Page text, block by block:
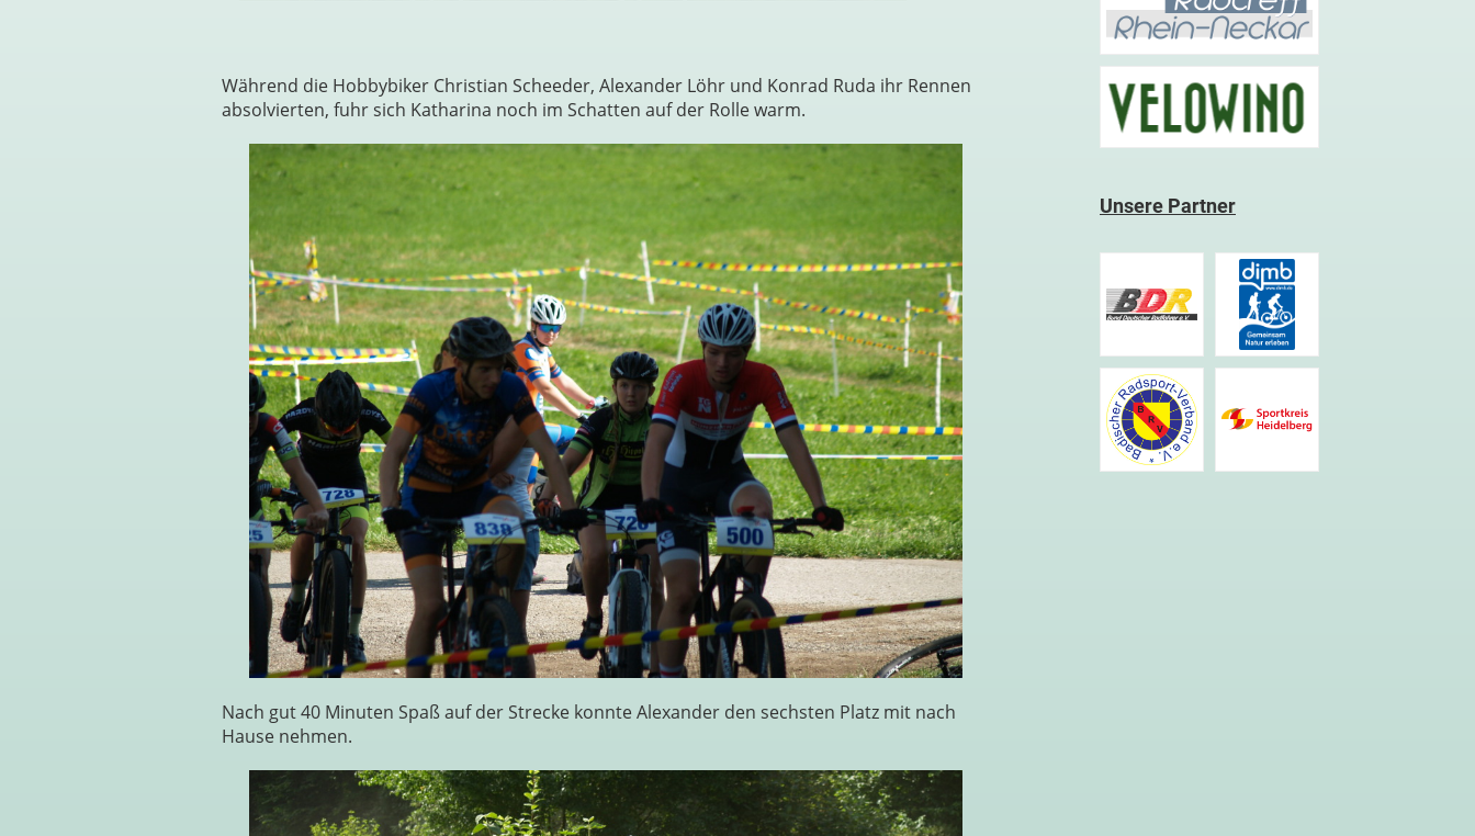
Während die Hobbybiker Christian Scheeder, Alexander Löhr und Konrad Ruda ihr Rennen
absolvierten, fuhr sich Katharina noch im Schatten auf der Rolle warm.
Nach gut 40 Minuten Spaß auf der Strecke konnte Alexander den sechsten Platz mit nach
Hause nehmen.
Unsere Partner